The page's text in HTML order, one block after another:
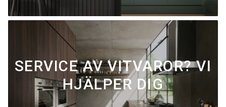
SERVICE AV VITVAROR? VI
HJÄLPER DIG